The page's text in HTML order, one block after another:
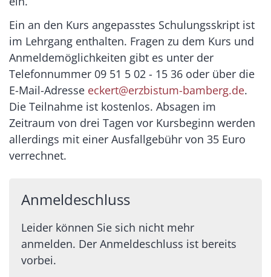
Ein an den Kurs angepasstes Schulungsskript ist
im Lehrgang enthalten. Fragen zu dem Kurs und
Anmeldemöglichkeiten gibt es unter der
Telefonnummer 09 51 5 02 - 15 36 oder über die
E-Mail-Adresse eckert@erzbistum-bamberg.de.
Die Teilnahme ist kostenlos. Absagen im
Zeitraum von drei Tagen vor Kursbeginn werden
allerdings mit einer Ausfallgebühr von 35 Euro
verrechnet.
Anmeldeschluss
Leider können Sie sich nicht mehr
anmelden. Der Anmeldeschluss ist bereits
vorbei.